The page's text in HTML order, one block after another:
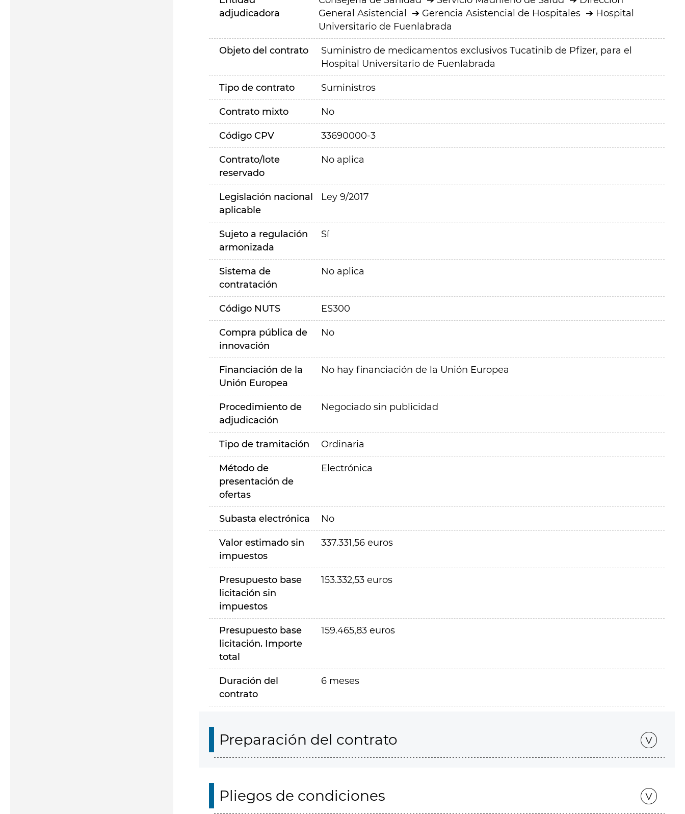
adjudicadora
General Asistencial
Gerencia Asistencial de Hospitales
Hospital
Universitario de Fuenlabrada
Objeto del contrato
Suministro de medicamentos exclusivos Tucatinib de Pfizer, para el
Hospital Universitario de Fuenlabrada
Tipo de contrato Suministros
Contrato mixto No
Código CPV 33690000-3
Contrato/lote
reservado
No aplica
Legislación nacional
aplicable
Ley 9/2017
Sujeto a regulación
armonizada
Sí
Sistema de
contratación
No aplica
Código NUTS ES300
Compra pública de
innovación
No
Financiación de la
Unión Europea
No hay financiación de la Unión Europea
Procedimiento de
adjudicación
Negociado sin publicidad
Tipo de tramitación Ordinaria
Método de
presentación de
ofertas
Electrónica
Subasta electrónica No
Valor estimado sin
impuestos
337.331,56 euros
Presupuesto base
licitación sin
impuestos
153.332,53 euros
Presupuesto base
licitación. Importe
total
159.465,83 euros
Duración del
contrato
6 meses
Preparación del contrato
Pliegos de condiciones